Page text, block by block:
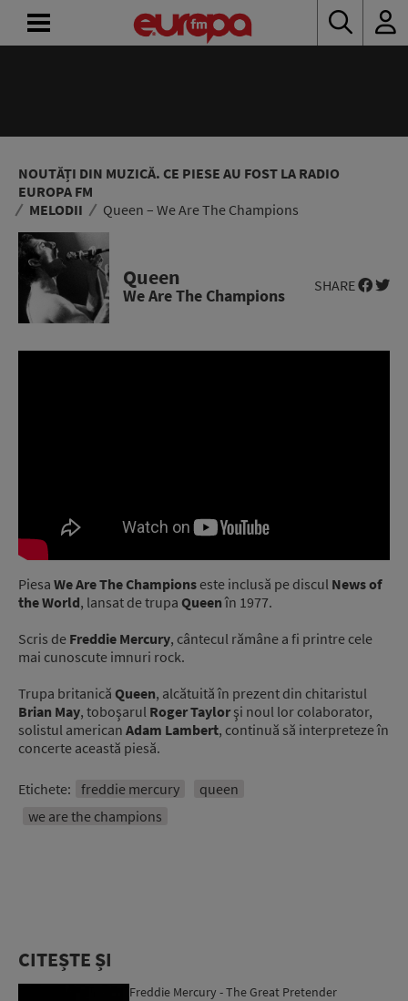
NOUTĂȚI DIN MUZICĂ. CE PIESE AU FOST LA RADIO
EUROPA FM
MELODII
Queen – We Are The Champions
Queen
We Are The Champions SHARE
Piesa We Are The Champions este inclusă pe discul News of
the World, lansat de trupa Queenîn 1977.
Scris de Freddie Mercury, cântecul rămâne a fi printre cele
mai cunoscute imnuri rock.
Trupa britanică Queen, alcătuită în prezent din chitaristul
Brian May, toboşarul Roger Taylorşi noul lor colaborator,
solistul american Adam Lambert, continuă să interpreteze în
concerte această piesă.
Etichete: freddie mercury
queen
we are the champions
CITEȘTE ȘI
Freddie Mercury - The Great Pretender
RADIO
CONCURSURI
PODCAST
ASCULTĂ
LIVE